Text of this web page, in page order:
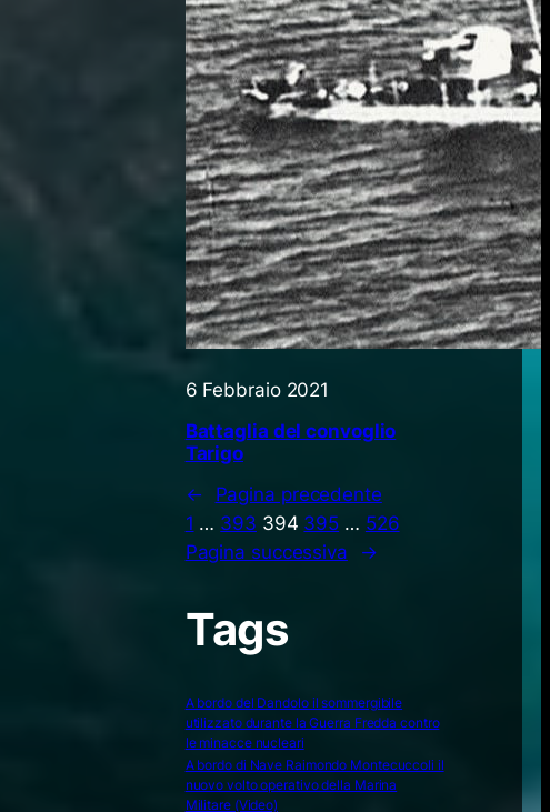
6 Febbraio 2021
Battaglia del convoglio
Tarigo
←
Pagina precedente
1 … 393 394 395 … 526
Pagina successiva
→
Tags
A bordo del Dandolo il sommergibile
utilizzato durante la Guerra Fredda contro
le minacce nucleari
A bordo di Nave Raimondo Montecuccoli il
nuovo volto operativo della Marina
Militare (Video)